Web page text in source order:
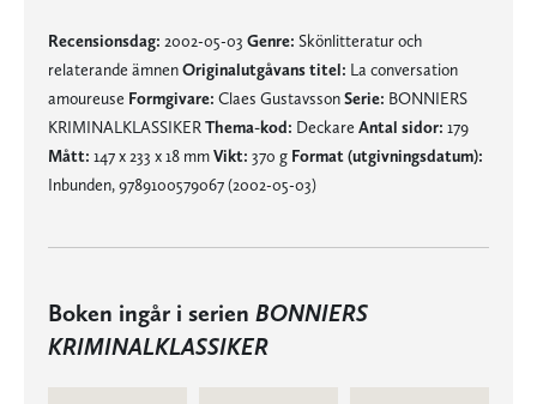
Recensionsdag: 2002-05-03 Genre: Skönlitteratur och
relaterande ämnenOriginalutgåvans titel: La conversation
amoureuse Formgivare: Claes GustavssonSerie: BONNIERS
KRIMINALKLASSIKERThema-kod: Deckare Antal sidor: 179
Mått: 147 x 233 x 18 mmVikt: 370 g Format (utgivningsdatum):
Inbunden, 9789100579067 (2002-05-03)
Boken ingår i serien BONNIERS
KRIMINALKLASSIKER